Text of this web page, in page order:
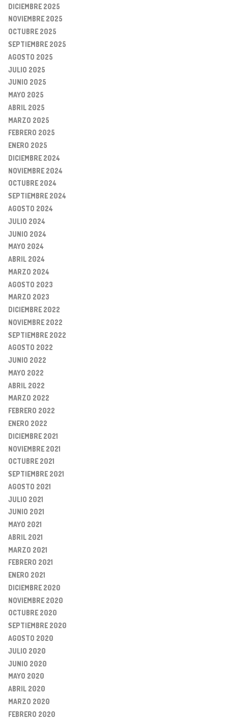
DICIEMBRE 2025
NOVIEMBRE 2025
OCTUBRE 2025
SEPTIEMBRE 2025
AGOSTO 2025
JULIO 2025
JUNIO 2025
MAYO 2025
ABRIL 2025
MARZO 2025
FEBRERO 2025
ENERO 2025
DICIEMBRE 2024
NOVIEMBRE 2024
OCTUBRE 2024
SEPTIEMBRE 2024
AGOSTO 2024
JULIO 2024
JUNIO 2024
MAYO 2024
ABRIL 2024
MARZO 2024
AGOSTO 2023
MARZO 2023
DICIEMBRE 2022
NOVIEMBRE 2022
SEPTIEMBRE 2022
AGOSTO 2022
JUNIO 2022
MAYO 2022
ABRIL 2022
MARZO 2022
FEBRERO 2022
ENERO 2022
DICIEMBRE 2021
NOVIEMBRE 2021
OCTUBRE 2021
SEPTIEMBRE 2021
AGOSTO 2021
JULIO 2021
JUNIO 2021
MAYO 2021
ABRIL 2021
MARZO 2021
FEBRERO 2021
ENERO 2021
DICIEMBRE 2020
NOVIEMBRE 2020
OCTUBRE 2020
SEPTIEMBRE 2020
AGOSTO 2020
JULIO 2020
JUNIO 2020
MAYO 2020
ABRIL 2020
MARZO 2020
FEBRERO 2020